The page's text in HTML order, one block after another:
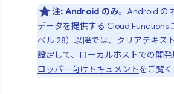
注: Android のみ。Android の
データを提供する Cloud Functions
ベル 28）以降では、クリアテキス
設定して、ローカルホストでの開発
ロッパー向けドキュメントをご覧く